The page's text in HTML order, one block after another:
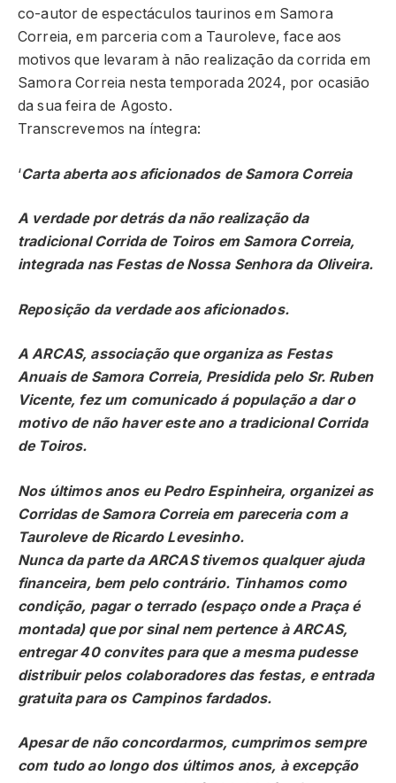
co-autor de espectáculos taurinos em Samora
Correia, em parceria com a Tauroleve, face aos
motivos que levaram à não realização da corrida em
Samora Correia nesta temporada 2024, por ocasião
da sua feira de Agosto.
Transcrevemos na íntegra:
‘Carta aberta aos aficionados de Samora Correia
A verdade por detrás da não realização da
tradicional Corrida de Toiros em Samora Correia,
integrada nas Festas de Nossa Senhora da Oliveira.
Reposição da verdade aos aficionados.
A ARCAS, associação que organiza as Festas
Anuais de Samora Correia, Presidida pelo Sr. Ruben
Vicente, fez um comunicado á população a dar o
motivo de não haver este ano a tradicional Corrida
de Toiros.
Nos últimos anos eu Pedro Espinheira, organizei as
Corridas de Samora Correia em pareceria com a
Tauroleve de Ricardo Levesinho.
Nunca da parte da ARCAS tivemos qualquer ajuda
financeira, bem pelo contrário. Tinhamos como
condição, pagar o terrado (espaço onde a Praça é
montada) que por sinal nem pertence à ARCAS,
entregar 40 convites para que a mesma pudesse
distribuir pelos colaboradores das festas, e entrada
gratuita para os Campinos fardados.
Apesar de não concordarmos, cumprimos sempre
com tudo ao longo dos últimos anos, à excepção